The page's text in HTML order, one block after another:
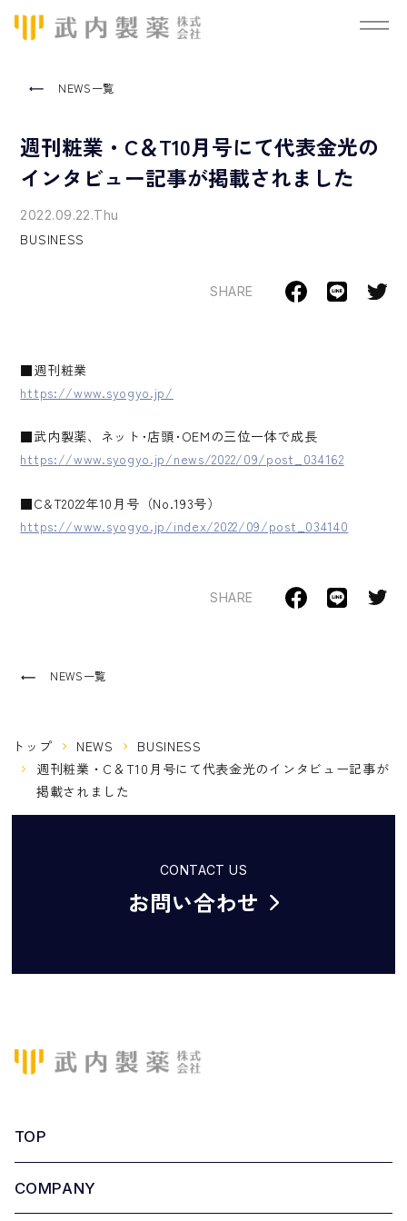
NEWS一覧
週刊粧業・C＆T10月号にて代表金光の
インタビュー記事が掲載されました
2022.09.22.Thu
BUSINESS
SHARE
■週刊粧業
https://www.syogyo.jp/
■武内製薬、ネット･店頭･OEMの三位一体で成長
https://www.syogyo.jp/news/2022/09/post_034162
■C&T2022年10月号（No.193号）
https://www.syogyo.jp/index/2022/09/post_034140
SHARE
NEWS一覧
トップ NEWS
BUSINESS
週刊粧業・C＆T10月号にて代表金光のインタビュー記事が
掲載されました
CONTACT US
お問い合わせ
TOP
COMPANY